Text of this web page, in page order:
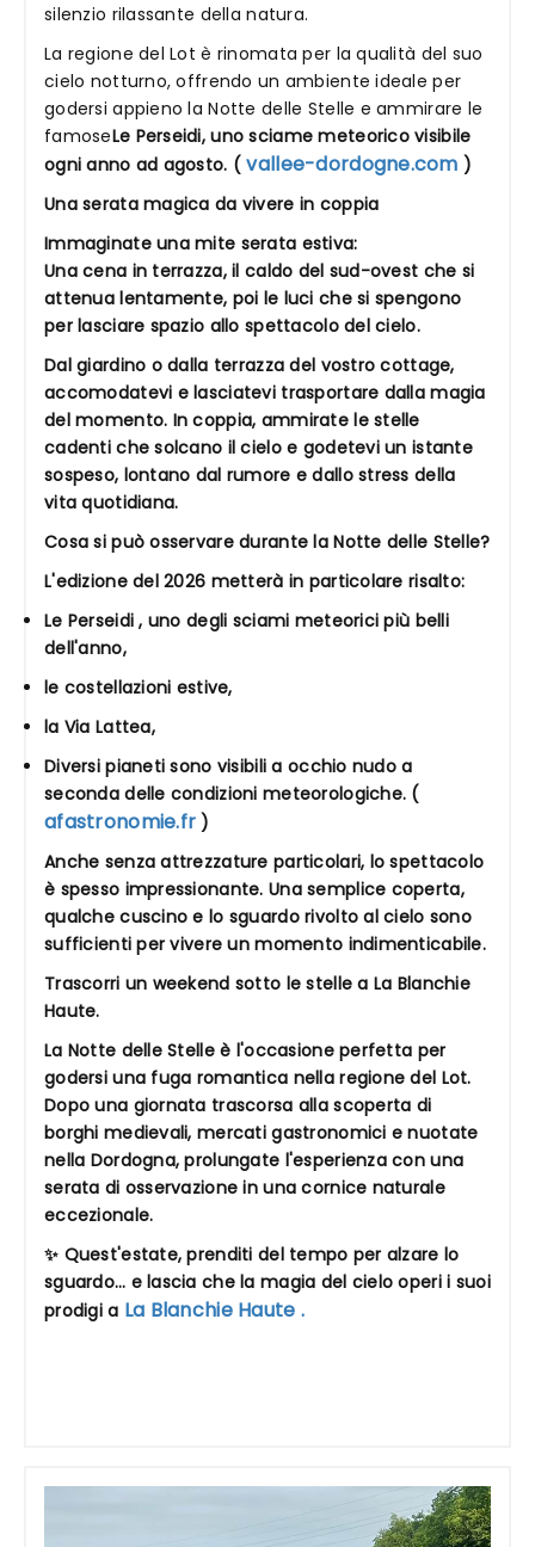
silenzio rilassante della natura.
La regione del Lot è rinomata per la qualità del suo
cielo notturno, offrendo un ambiente ideale per
godersi appieno la Notte delle Stelle e ammirare le
famoseLe Perseidi, uno sciame meteorico visibile
ogni anno ad agosto. (vallee-dordogne.com )
Una serata magica da vivere in coppia
Immaginate una mite serata estiva:
Una cena in terrazza, il caldo del sud-ovest che si
attenua lentamente, poi le luci che si spengono
per lasciare spazio allo spettacolo del cielo.
Dal giardino o dalla terrazza del vostro cottage,
accomodatevi e lasciatevi trasportare dalla magia
del momento. In coppia, ammirate le stelle
cadenti che solcano il cielo e godetevi un istante
sospeso, lontano dal rumore e dallo stress della
vita quotidiana.
Cosa si può osservare durante la Notte delle Stelle?
L'edizione del 2026 metterà in particolare risalto:
Le Perseidi , uno degli sciami meteorici più belli
dell'anno,
le costellazioni estive,
la Via Lattea,
Diversi pianeti sono visibili a occhio nudo a
seconda delle condizioni meteorologiche. (
afastronomie.fr )
Anche senza attrezzature particolari, lo spettacolo
è spesso impressionante. Una semplice coperta,
qualche cuscino e lo sguardo rivolto al cielo sono
sufficienti per vivere un momento indimenticabile.
Trascorri un weekend sotto le stelle a La Blanchie
Haute.
La Notte delle Stelle è l'occasione perfetta per
godersi una fuga romantica nella regione del Lot.
Dopo una giornata trascorsa alla scoperta di
borghi medievali, mercati gastronomici e nuotate
nella Dordogna, prolungate l'esperienza con una
serata di osservazione in una cornice naturale
eccezionale.
✨ Quest'estate, prenditi del tempo per alzare lo
sguardo… e lascia che la magia del cielo operi i suoi
prodigi a La Blanchie Haute .